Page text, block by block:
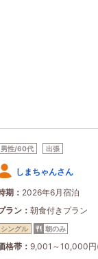
男性/60代 出張
しまちゃんさん
期
2026年6月宿泊
ラン
朝食付きプラン
シングル 朝のみ
格帯 9,001～10,000円